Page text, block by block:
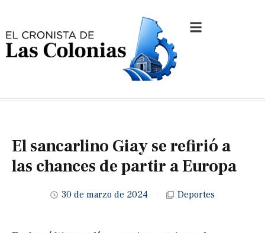
El sancarlino Giay se refirió a
las chances de partir a Europa
30 de marzo de 2024 Deportes